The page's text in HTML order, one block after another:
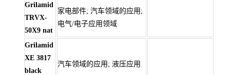
Grilamid
TRVX-
50X9 nat
家电部件; 汽车领域的应用;
电气/电子应用领域
Grilamid
XE 3817
black
汽车领域的应用; 液压应用